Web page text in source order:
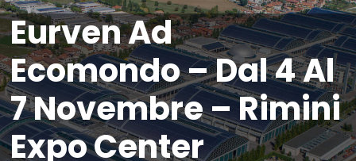
Eurven Ad
Ecomondo – Dal 4 Al
7 Novembre – Rimini
Expo Center